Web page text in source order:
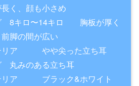
、顔も小さめ
8キロ〜14キロ 胸板が厚く
脚の間が広い
ア やや尖った立ち耳
丸みのある立ち耳
リア ブラック&ホワイト